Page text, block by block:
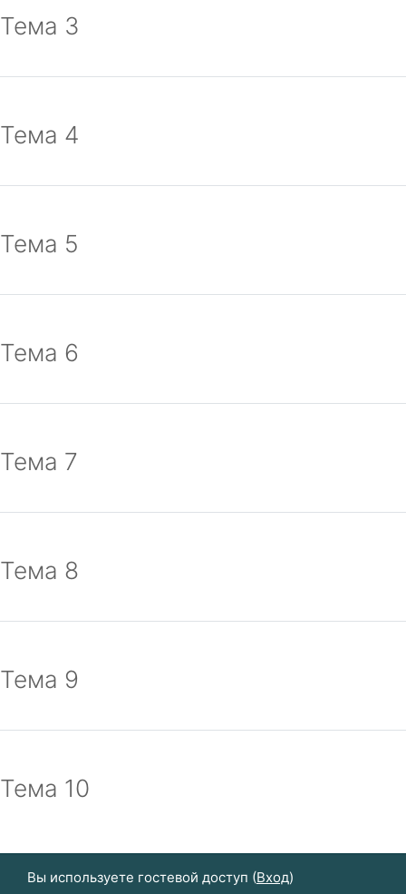
Тема 3
Тема 4
Тема 5
Тема 6
Тема 7
Тема 8
Тема 9
Тема 10
Вы используете гостевой доступ (Вход)